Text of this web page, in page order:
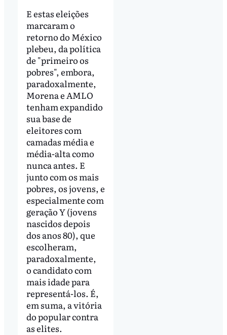
E estas eleições
marcaram o
retorno do México
plebeu, da política
de "primeiro os
pobres", embora,
paradoxalmente,
Morena e AMLO
tenham expandido
sua base de
eleitores com
camadas média e
média-alta como
nunca antes. E
junto com os mais
pobres, os jovens, e
especialmente com
geração Y (jovens
nascidos depois
dos anos 80), que
escolheram,
paradoxalmente,
o candidato com
mais idade para
representá-los. É,
em suma, a vitória
do popular contra
as elites.